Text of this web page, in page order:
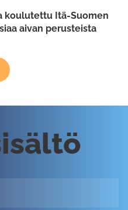
koulutettu Itä-Suomen
aivan perusteista